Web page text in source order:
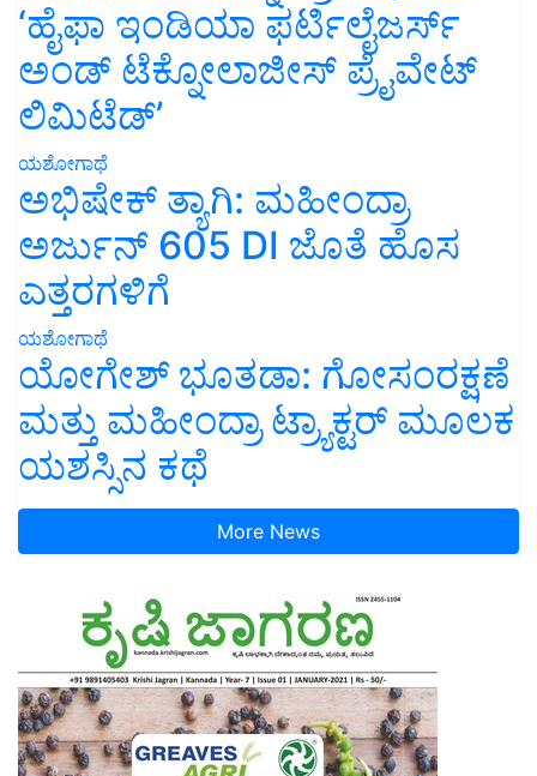
‘ಹೈಫಾ ಇಂಡಿಯಾ ಫರ್ಟಿಲೈಜರ್ಸ್
ಅಂಡ್ ಟೆಕ್ನೋಲಾಜೀಸ್ ಪ್ರೈವೇಟ್
ಲಿಮಿಟೆಡ್’
ಯಶೋಗಾಥೆ
ಅಭಿಷೇಕ್ ತ್ಯಾಗಿ: ಮಹೀಂದ್ರಾ
ಅರ್ಜುನ್ 605 DI ಜೊತೆ ಹೊಸ
ಎತ್ತರಗಳಿಗೆ
ಯಶೋಗಾಥೆ
ಯೋಗೇಶ್ ಭೂತಡಾ: ಗೋಸಂರಕ್ಷಣೆ
ಮತ್ತು ಮಹೀಂದ್ರಾ ಟ್ರ್ಯಾಕ್ಟರ್ ಮೂಲಕ
ಯಶಸ್ಸಿನ ಕಥೆ
More News